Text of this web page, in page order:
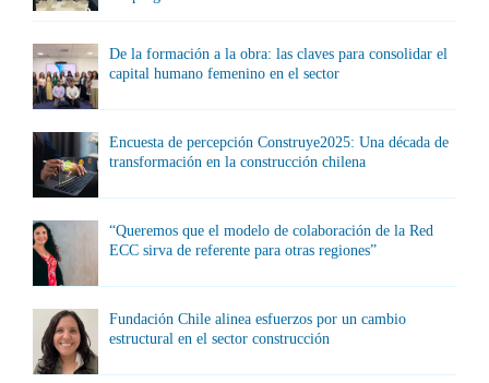
De la formación a la obra: las claves para consolidar el
capital humano femenino en el sector
Encuesta de percepción Construye2025: Una década de
transformación en la construcción chilena
“Queremos que el modelo de colaboración de la Red
ECC sirva de referente para otras regiones”
Fundación Chile alinea esfuerzos por un cambio
estructural en el sector construcción